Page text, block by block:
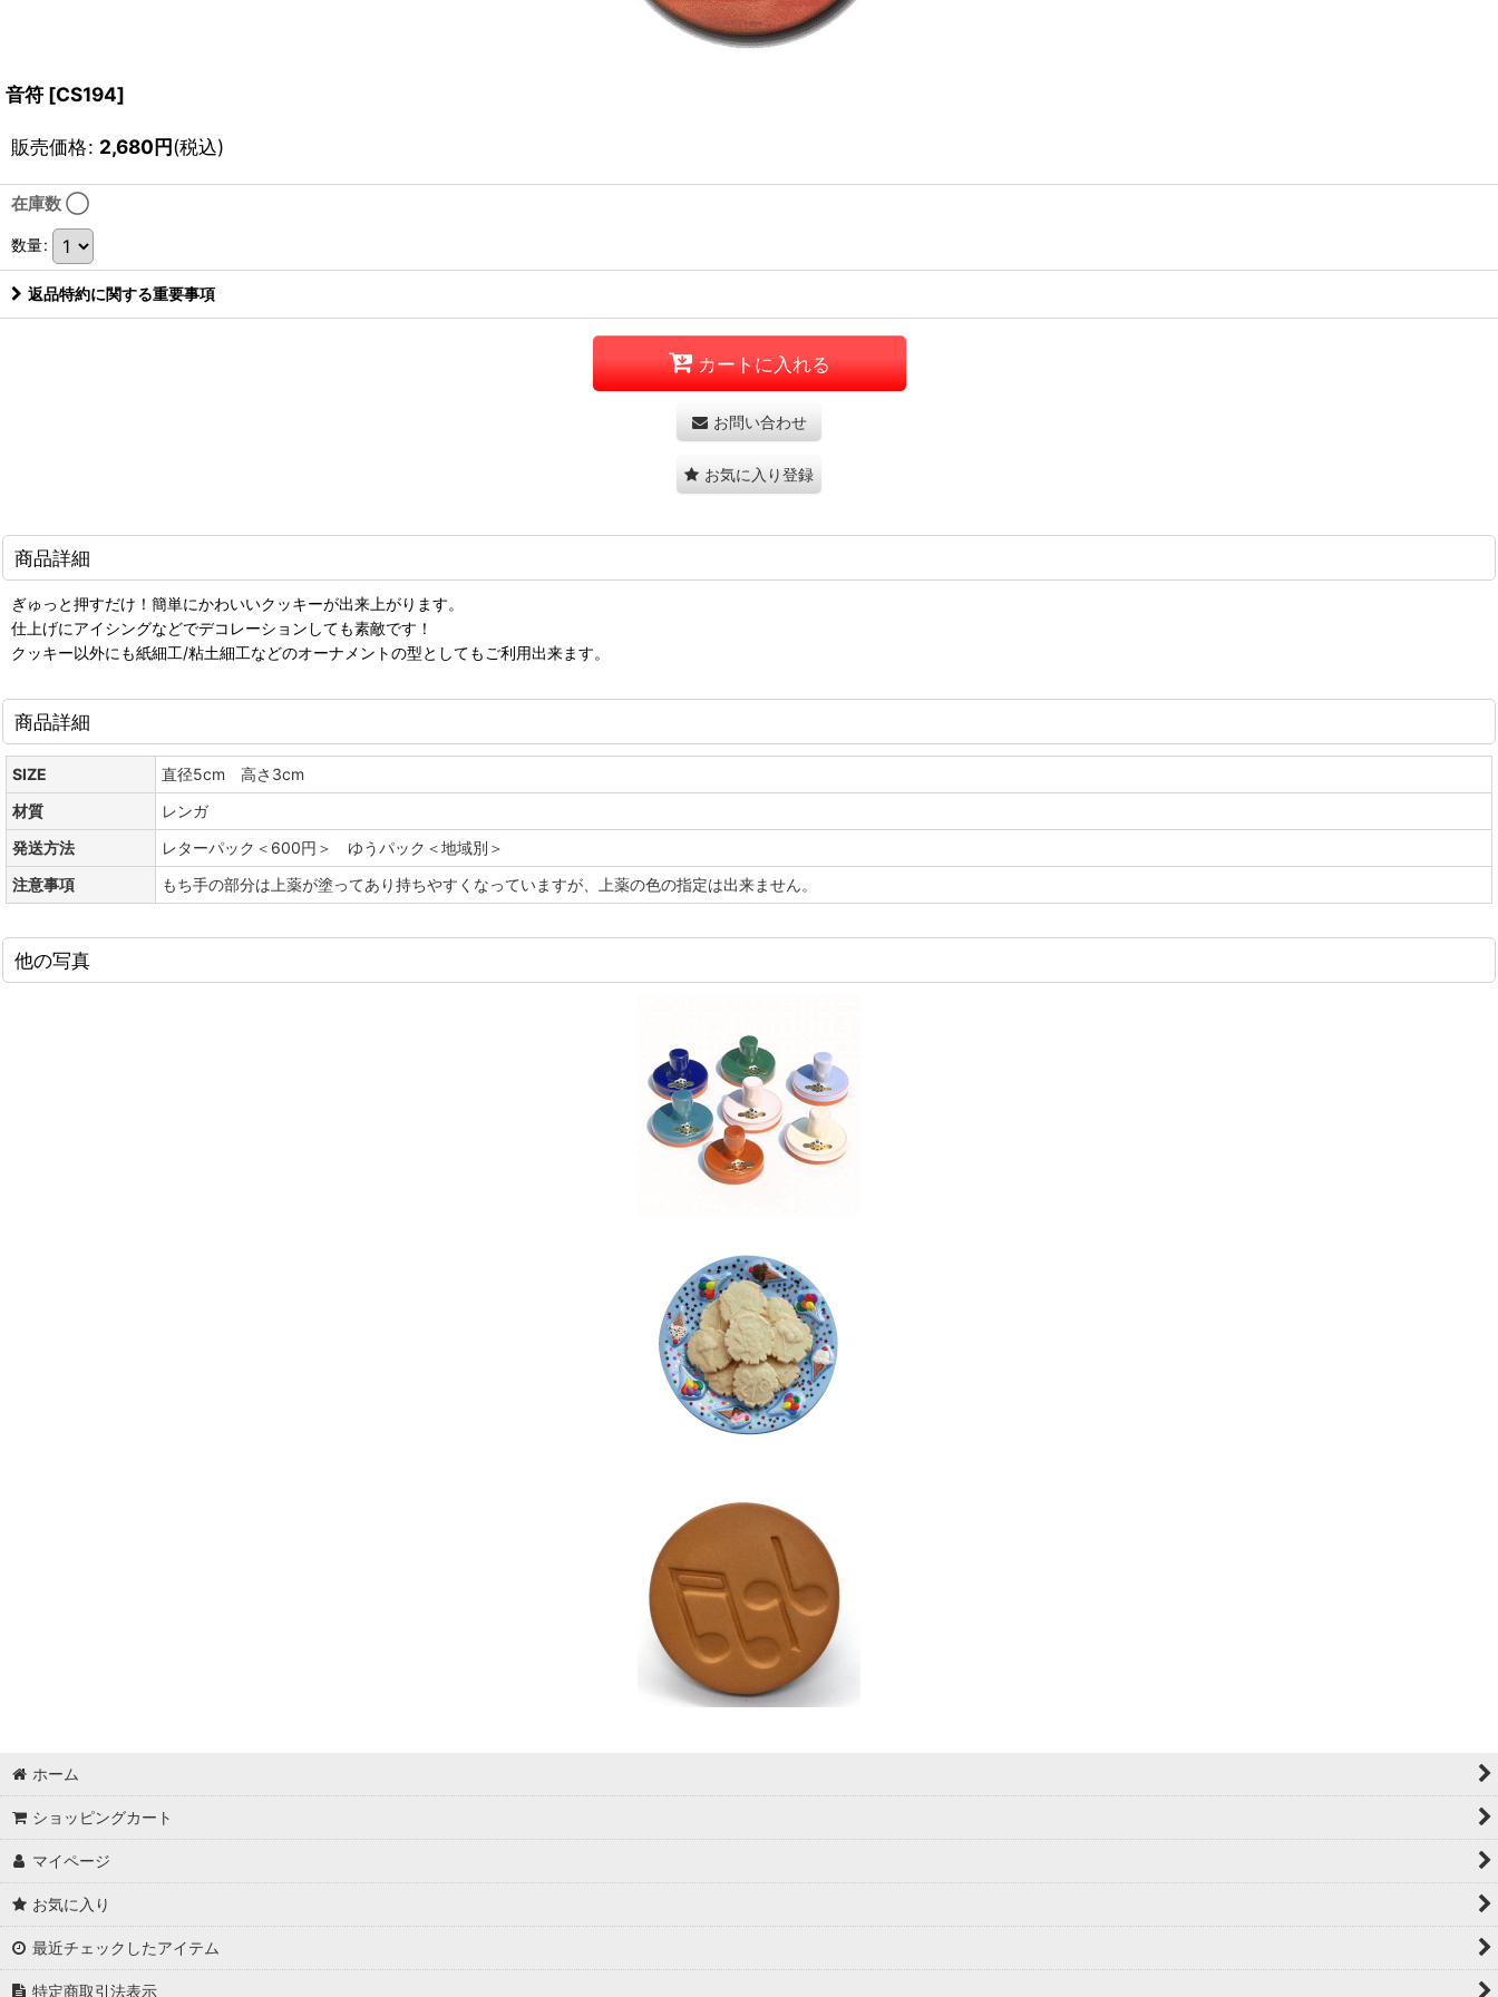
音符 [CS194]
販売価格: 2,680円(税込)
在庫数 ◯
数量:
返品特約に関する重要事項
カートに入れる
お問い合わせ
お気に入り登録
商品詳細
ぎゅっと押すだけ！簡単にかわいいクッキーが出来上がります。
仕上げにアイシングなどでデコレーションしても素敵です！
クッキー以外にも紙細工/粘土細工などのオーナメントの型としてもご利用出来ます。
商品詳細
SIZE
直径5cm 高さ3cm
材質
レンガ
発送方法
レターパック＜600円＞ ゆうパック＜地域別＞
注意事項
もち手の部分は上薬が塗ってあり持ちやすくなっていますが、上薬の色の指定は出来ません。
他の写真
ホーム
ショッピングカート
マイページ
お気に入り
最近チェックしたアイテム
特定商取引法表示